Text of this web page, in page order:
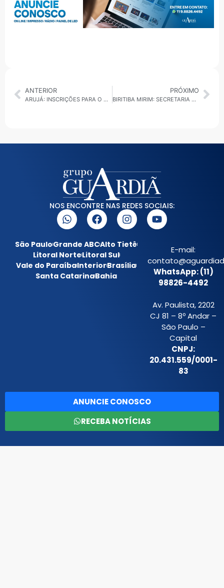
ANTERIOR
ARUJÁ: INSCRIÇÕES PARA O CASAMENTO COMUNITÁRIO 2026 ESTÃO ABERTAS
PRÓXIMO
BIRITIBA MIRIM: SECRETARIA DE DESENVOLVIMENTO REALIZA SELETIVA COM MAIS DE 30 VAGAS
NOS ENCONTRE NAS REDES SOCIAIS:
São PauloGrande ABCAlto Tietê
Litoral NorteLitoral Sul
Vale do ParaíbaInteriorBrasília
Santa CatarinaBahia
E-mail:
WhatsApp: (11)
98826-4492
Av. Paulista, 2202
CJ 81 – 8º Andar –
São Paulo –
Capital
CNPJ:
20.431.559/0001-
83
ANUNCIE CONOSCO
RECEBA NOTÍCIAS